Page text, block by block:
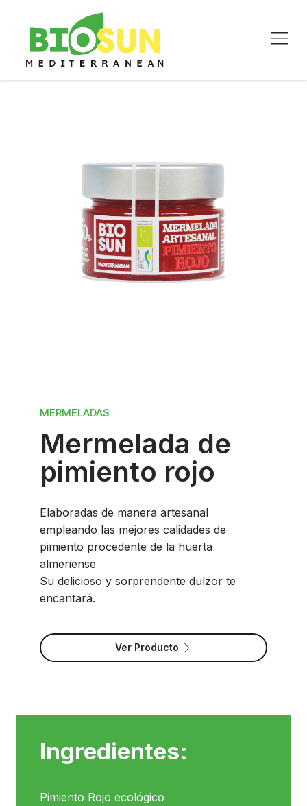
MERMELADAS
Mermelada de
pimiento rojo
Elaboradas de manera artesanal
empleando las mejores calidades de
pimiento procedente de la huerta
almeriense
Su delicioso y sorprendente dulzor te
encantará.
Ver Producto
Ingredientes:
Pimiento Rojo ecológico